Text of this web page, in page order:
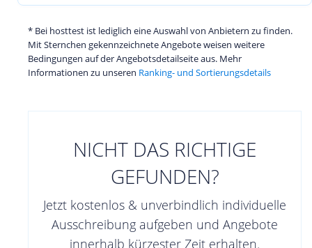
* Bei hosttest ist lediglich eine Auswahl von Anbietern zu finden.
Mit Sternchen gekennzeichnete Angebote weisen weitere
Bedingungen auf der Angebotsdetailseite aus. Mehr
Informationen zu unseren Ranking- und Sortierungsdetails
NICHT DAS RICHTIGE
GEFUNDEN?
Jetzt kostenlos & unverbindlich individuelle
Ausschreibung aufgeben und Angebote
innerhalb kürzester Zeit erhalten.